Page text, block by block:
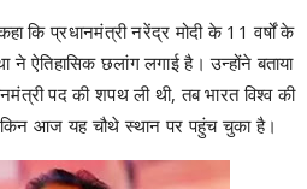
कि प्रधानमंत्री नरेंद्र मोदी के 11 वर्षों के
ऐतिहासिक छलांग लगाई है। उन्होंने बताया
पद की शपथ ली थी, तब भारत विश्व की
आज यह चौथे स्थान पर पहुंच चुका है।